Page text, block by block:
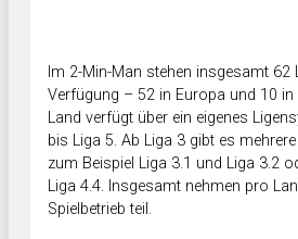
Im 2-Min-Man stehen insgesamt 62
Verfügung – 52 in Europa und 10 in
Land verfügt über ein eigenes
bis Liga 5. Ab Liga 3 gibt es
zum Beispiel Liga 3.1 und Liga 3.2
Liga 4.4. Insgesamt nehmen pro
Spielbetrieb teil.